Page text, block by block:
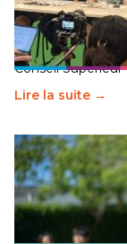
30 juin 2026-
Pendant
travaillé sur la
Conseil
Lire la suite →